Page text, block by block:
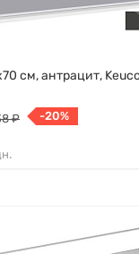
см, антрацит,
₽ -20%